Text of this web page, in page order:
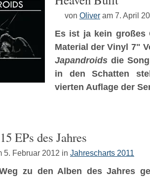
von Oliver am 7. April
Es ist ja kein großes
Material der Vinyl 7"
Japandroids die
in den Schatten
vierten Auflage der
EPs des Jahres
5. Februar 2012 in Jahrescharts 2011
zu den Alben des Jahres